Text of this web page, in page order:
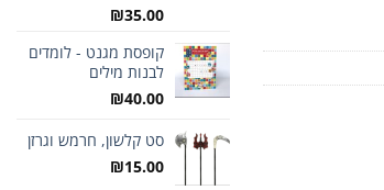
₪35.00
קופסת מגנט - לומדים
לבנות מילים
₪40.00
סט קלשון, חרמש וגרזן
₪15.00